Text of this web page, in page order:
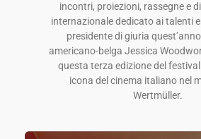
incontri, proiezioni, rassegne e
internazionale dedicato ai talenti
presidente di giuria
americano-belga Jessica
questa terza edizione del
icona del cinema italiano nel
Wertmüller.